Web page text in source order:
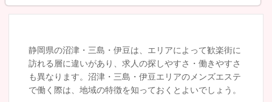
静岡県の沼津・三島・伊豆は、エリアによって歓楽街に
訪れる層に違いがあり、求人の探しやすさ・働きやすさ
も異なります。沼津・三島・伊豆エリアのメンズエステ
で働く際は、地域の特徴を知っておくとよいでしょう。